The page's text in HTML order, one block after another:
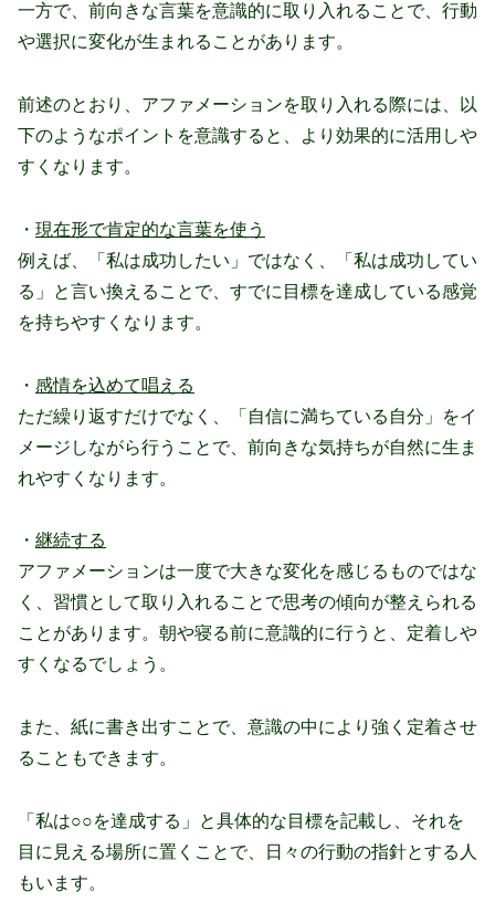
一方で、前向きな言葉を意識的に取り入れることで、行動
や選択に変化が生まれることがあります。
前述のとおり、アファメーションを取り入れる際には、以
下のようなポイントを意識すると、より効果的に活用しや
すくなります。
・ 現在形で肯定的な言葉を使う
例えば、「私は成功したい」ではなく、「私は成功してい
る」と言い換えることで、すでに目標を達成している感覚
を持ちやすくなります。
・ 感情を込めて唱える
ただ繰り返すだけでなく、「自信に満ちている自分」をイ
メージしながら行うことで、前向きな気持ちが自然に生ま
れやすくなります。
・ 継続する
アファメーションは一度で大きな変化を感じるものではな
く、習慣として取り入れることで思考の傾向が整えられる
ことがあります。朝や寝る前に意識的に行うと、定着しや
すくなるでしょう。
また、紙に書き出すことで、意識の中により強く定着させ
ることもできます。
「私は○○を達成する」と具体的な目標を記載し、それを
目に見える場所に置くことで、日々の行動の指針とする人
もいます。